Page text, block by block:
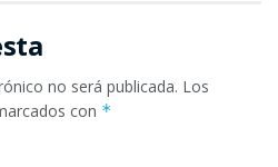
no será publicada. Los
con *